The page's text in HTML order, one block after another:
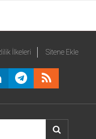
İlkeleri Sitene Ekle